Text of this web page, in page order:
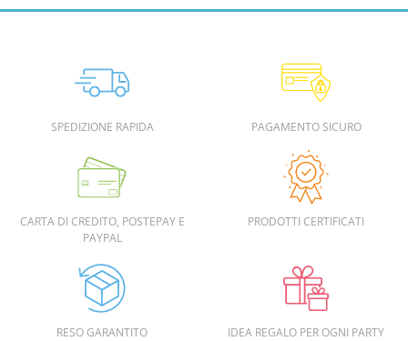
SPEDIZIONE RAPIDA PAGAMENTO SICURO
CARTA DI CREDITO, POSTEPAY E
PAYPAL
PRODOTTI CERTIFICATI
RESO GARANTITO IDEA REGALO PER OGNI PARTY